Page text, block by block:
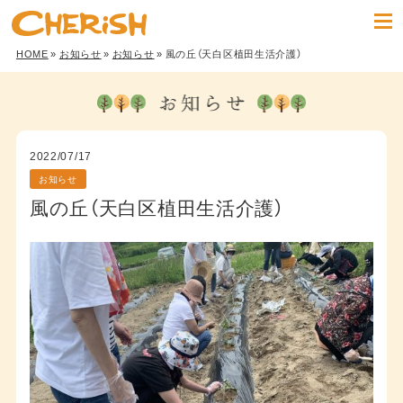
HOME» お知らせ» お知らせ» 風の丘（天白区植田生活介護）
2022/07/17
お知らせ
風の丘（天白区植田生活介護）